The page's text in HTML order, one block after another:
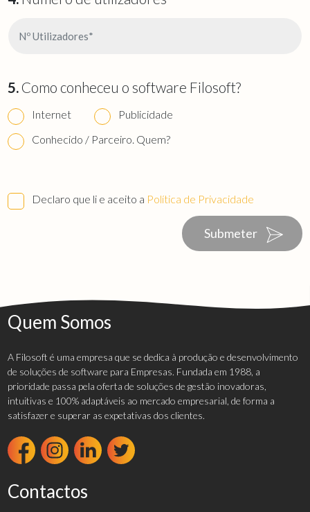
5. Como conheceu o software Filosoft?
Internet
Publicidade
Conhecido / Parceiro. Quem?
Declaro que li e aceito a Política de Privacidade
Submeter
Quem Somos
A Filosoft é uma empresa que se dedica à produção e desenvolvimento
de soluções de software para Empresas. Fundada em 1988, a
prioridade passa pela oferta de soluções de gestão inovadoras,
intuitivas e 100% adaptáveis ao mercado empresarial, de forma a
satisfazer e superar as expetativas dos clientes.
Contactos